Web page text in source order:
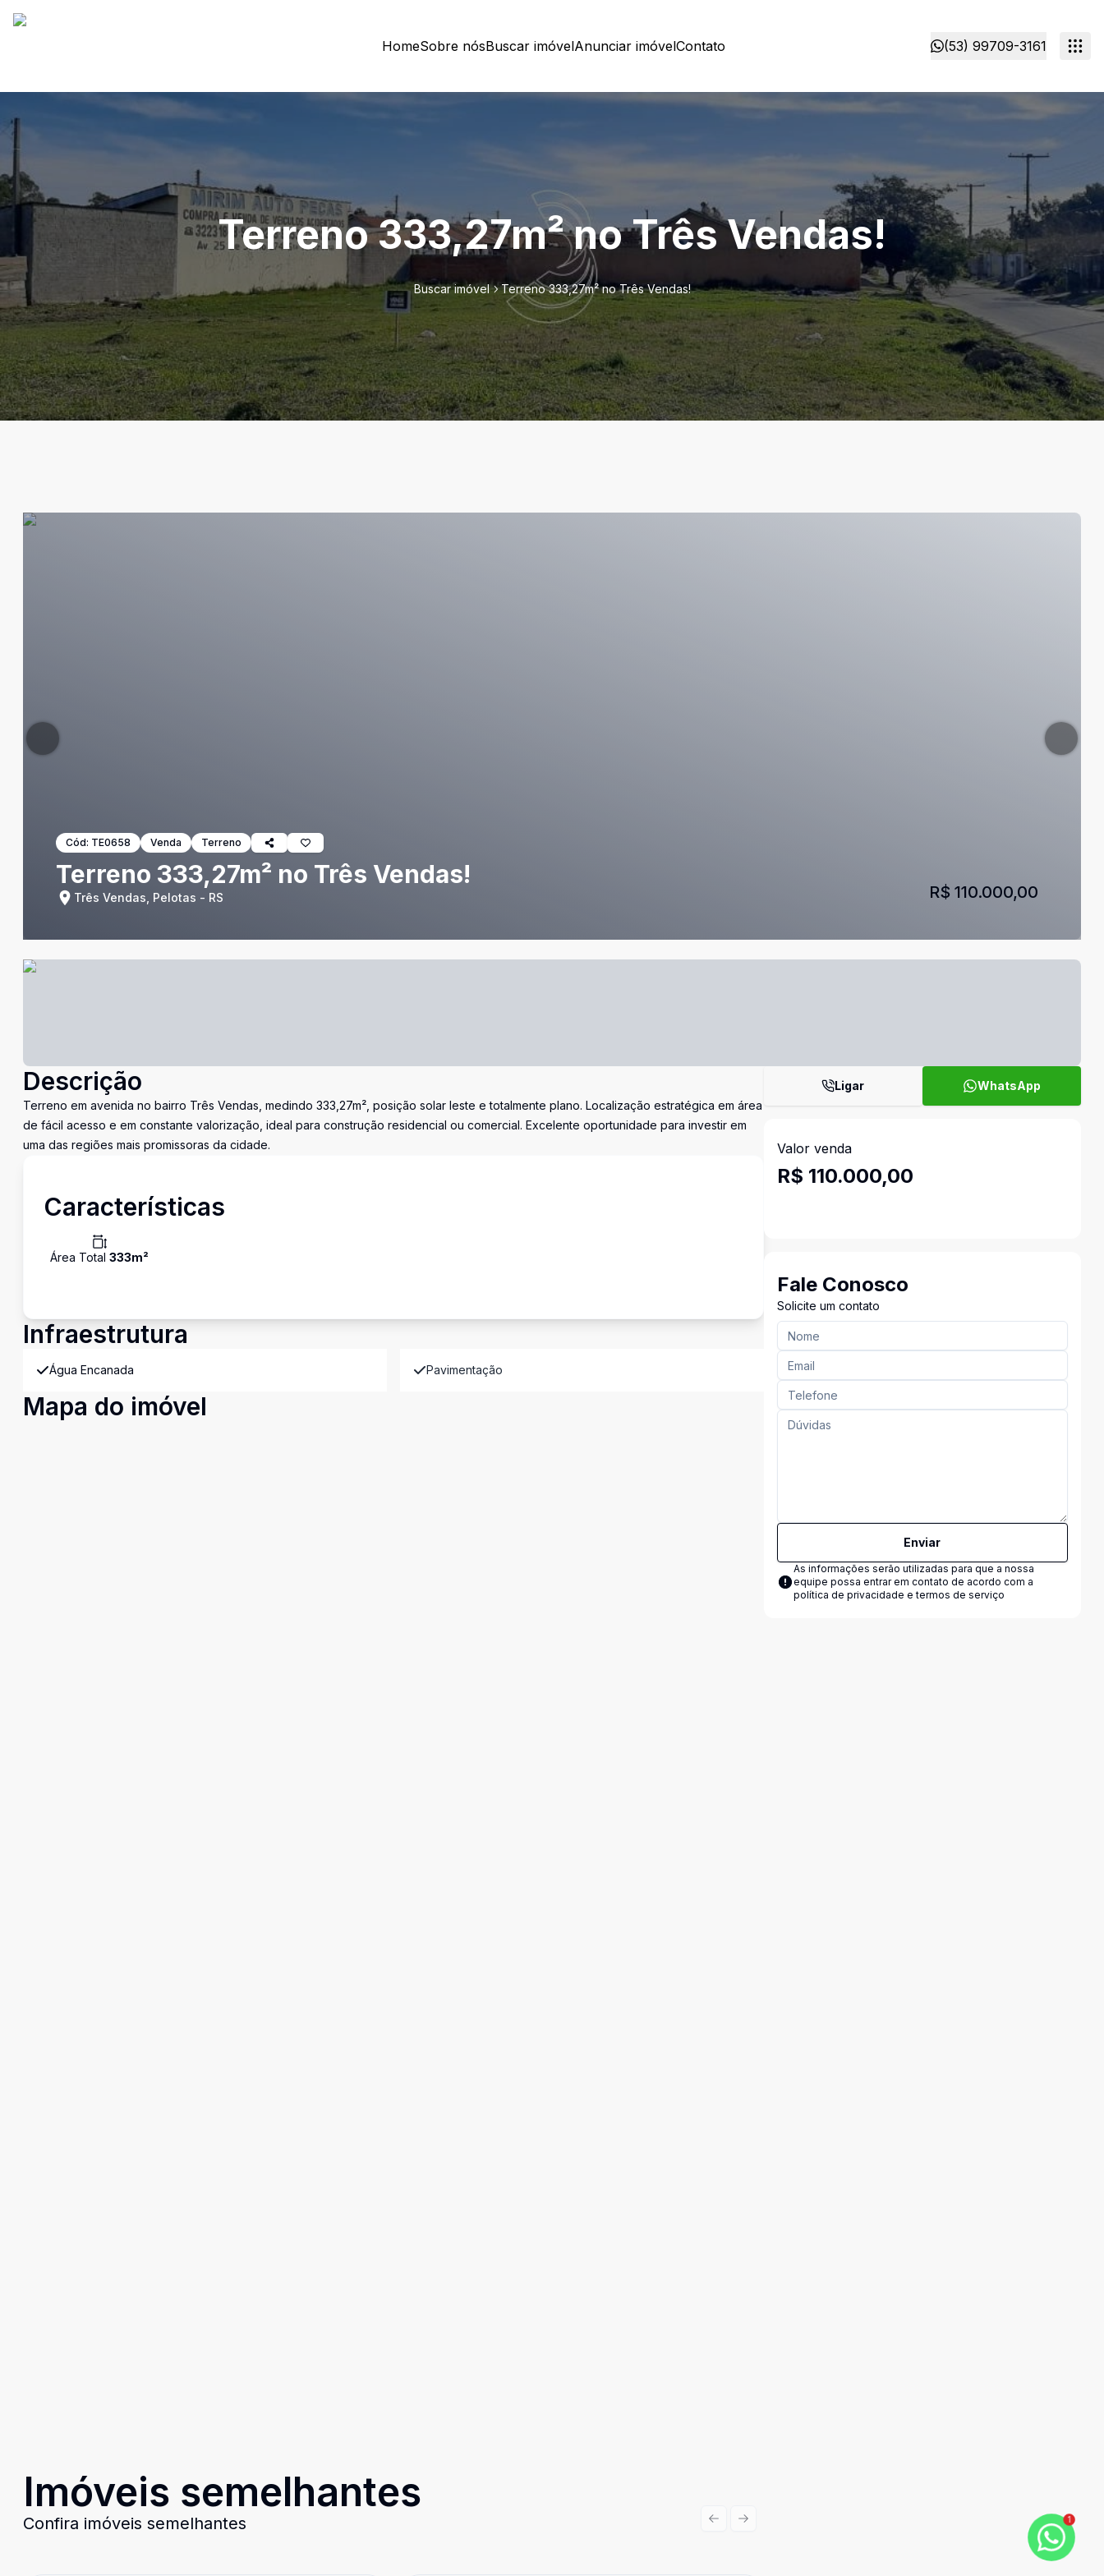
HomeSobre nósBuscar imóvelAnunciar imóvelContato (53) 99709-3161
Terreno 333,27m² no Três Vendas!
Buscar imóvel Terreno 333,27m² no Três Vendas!
Cód: TE0658 Venda Terreno
Terreno 333,27m² no Três Vendas!
Três Vendas, Pelotas - RS R$ 110.000,00
Descrição
Terreno em avenida no bairro Três Vendas, medindo 333,27m², posição solar leste e totalmente plano. Localização estratégica em área
de fácil acesso e em constante valorização, ideal para construção residencial ou comercial. Excelente oportunidade para investir em
uma das regiões mais promissoras da cidade.
Características
Área Total 333m²
Infraestrutura
Água Encanada Pavimentação
Mapa do imóvel
Imóveis semelhantes
Confira imóveis semelhantes Previous slide
Next slide
Ligar WhatsApp
Valor venda
R$ 110.000,00
Fale Conosco
Solicite um contato
Enviar
As informações serão utilizadas para que a nossa
equipe possa entrar em contato de acordo com a
política de privacidade e termos de serviço
1